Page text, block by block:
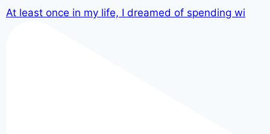
At least once in my life, I dreamed of spending wi